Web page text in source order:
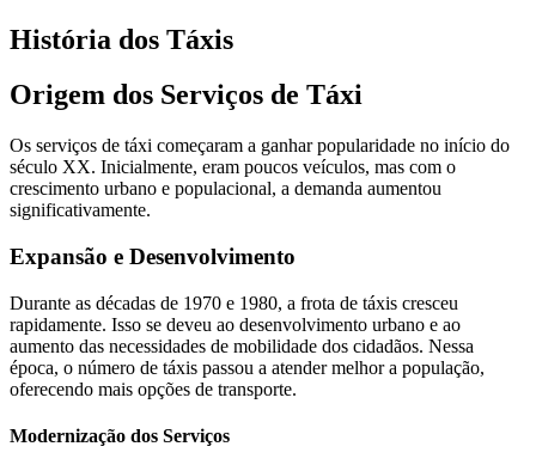
História dos Táxis
Origem dos Serviços de Táxi
Os serviços de táxi começaram a ganhar popularidade no início do
século XX. Inicialmente, eram poucos veículos, mas com o
crescimento urbano e populacional, a demanda aumentou
significativamente.
Expansão e Desenvolvimento
Durante as décadas de 1970 e 1980, a frota de táxis cresceu
rapidamente. Isso se deveu ao desenvolvimento urbano e ao
aumento das necessidades de mobilidade dos cidadãos. Nessa
época, o número de táxis passou a atender melhor a população,
oferecendo mais opções de transporte.
Modernização dos Serviços